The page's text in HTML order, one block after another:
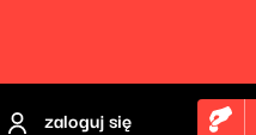
zaloguj się